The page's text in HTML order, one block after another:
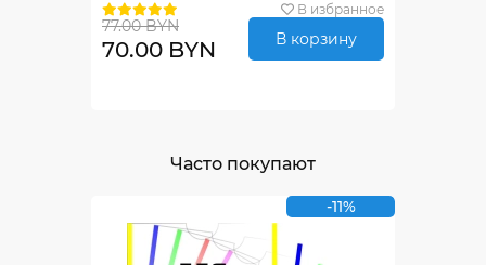
В избранное
77.00 BYN
70.00 BYN В корзину
Часто покупают
-11%